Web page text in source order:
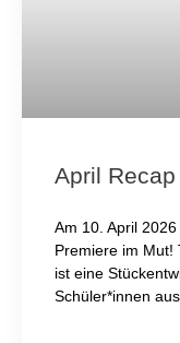
April Recap
Am 10. April
Premiere im Mut!
ist eine
Schüler*innen